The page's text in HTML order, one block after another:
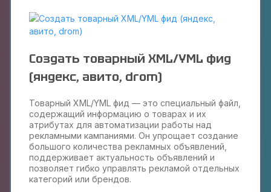
Создать товарный XML/YML фид
(яндекс, авито, drom)
Товарный XML/YML фид — это специальный файл,
содержащий информацию о товарах и их
атрибутах для автоматизации работы над
рекламными кампаниями. Он упрощает создание
большого количества рекламных объявлений,
поддерживает актуальность объявлений и
позволяет гибко управлять рекламой отдельных
категорий или брендов.